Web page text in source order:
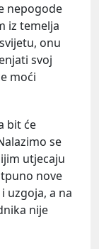
nepogode
iz temelja
onu
svoj
moći
bit će
se
utjecaju
nove
uzgoja, a na
nije